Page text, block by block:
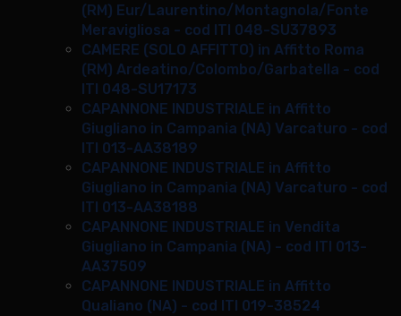
(RM) Eur/Laurentino/Montagnola/Fonte
Meravigliosa - cod ITI 048-SU37893
CAMERE (SOLO AFFITTO) in Affitto Roma
(RM) Ardeatino/Colombo/Garbatella - cod
ITI 048-SU17173
CAPANNONE INDUSTRIALE in Affitto
Giugliano in Campania (NA) Varcaturo - cod
ITI 013-AA38189
CAPANNONE INDUSTRIALE in Affitto
Giugliano in Campania (NA) Varcaturo - cod
ITI 013-AA38188
CAPANNONE INDUSTRIALE in Vendita
Giugliano in Campania (NA) - cod ITI 013-
AA37509
CAPANNONE INDUSTRIALE in Affitto
Qualiano (NA) - cod ITI 019-38524